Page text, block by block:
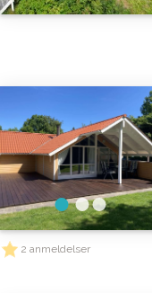
2 anmeldelser